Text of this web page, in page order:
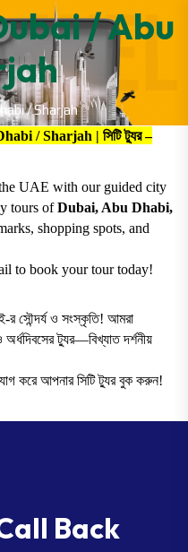
/ Abu
/ Sharjah
/ Sharjah | সিটি ট্যুর –
UAE with our guided city
tours ofDubai, Abu Dhabi,
shopping spots, and
to book your tour today!
র সৌন্দর্য ও সংস্কৃতি! আমরা
অর্ধদিবসের ট্যুর—বিখ্যাত দর্শনীয়
করে আপনার সিটি ট্যুর বুক করুন!
all Back